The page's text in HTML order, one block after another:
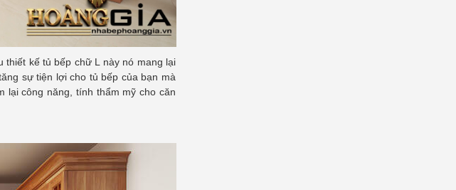
thiết kế tủ bếp chữ L này nó mang lại
sự tiện lợi cho tủ bếp của bạn mà
lại công năng, tính thẩm mỹ cho căn